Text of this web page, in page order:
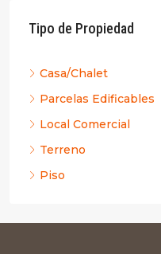
Tipo de Propiedad
Casa/Chalet
Parcelas Edificables
Local Comercial
Terreno
Piso